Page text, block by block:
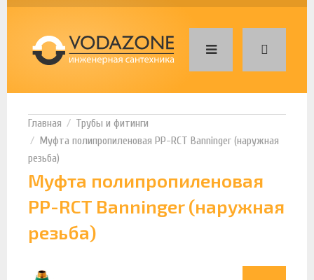
Трубы и фитинги
Муфта полипропиленовая PP-RCT Banninger (наружная
резьба)
Муфта полипропиленовая
PP-RCT Banninger (наружная
резьба)